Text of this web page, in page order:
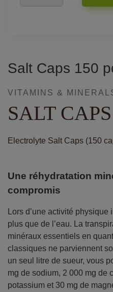
Salt Caps 150
VITAMINS &
SALT CAPS
Electrolyte Salt Caps (150
Une réhydratation
compromis
Lors d’une activité
plus que de l’eau. La
minéraux essentiels en
classiques ne parviennent
un seul litre de sueur, vous
mg de sodium, 2 000 mg de
potassium et 30 mg de